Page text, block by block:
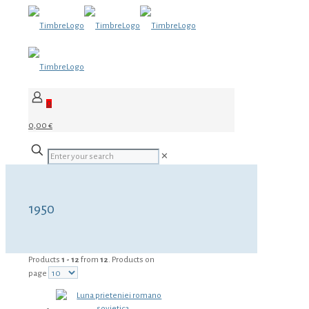
0
0,00 €
✕
1950
Products 1 - 12 from 12. Products on
page